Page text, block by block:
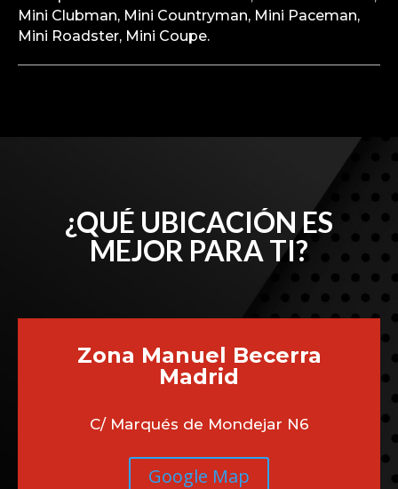
Mini Clubman, Mini Countryman, Mini Paceman,
Mini Roadster, Mini Coupe.
¿QUÉ UBICACIÓN ES
MEJOR PARA TI?
Zona Manuel Becerra
Madrid
C/ Marqués de Mondejar N6
Google Map